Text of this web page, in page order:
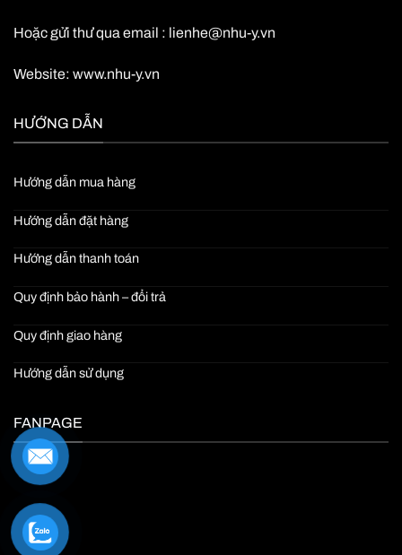
Hoặc gửi thư qua email : lienhe@nhu-y.vn
Website: www.nhu-y.vn
HƯỚNG DẪN
Hướng dẫn mua hàng
Hướng dẫn đặt hàng
Hướng dẫn thanh toán
Quy định bảo hành – đổi trả
Quy định giao hàng
Hướng dẫn sử dụng
FANPAGE